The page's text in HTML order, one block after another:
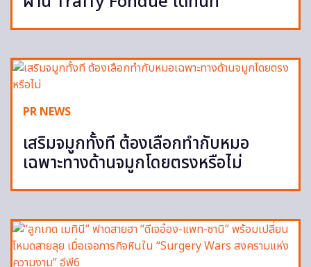
PR NEWS
เสริมจมูกทั้งที ต้องเลือกทำกับหมอ
เฉพาะทางด้านจมูกโดยตรงหรือไม่